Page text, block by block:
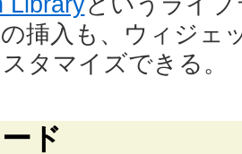
挿入も、ウィジェ
タマイズできる。
ド